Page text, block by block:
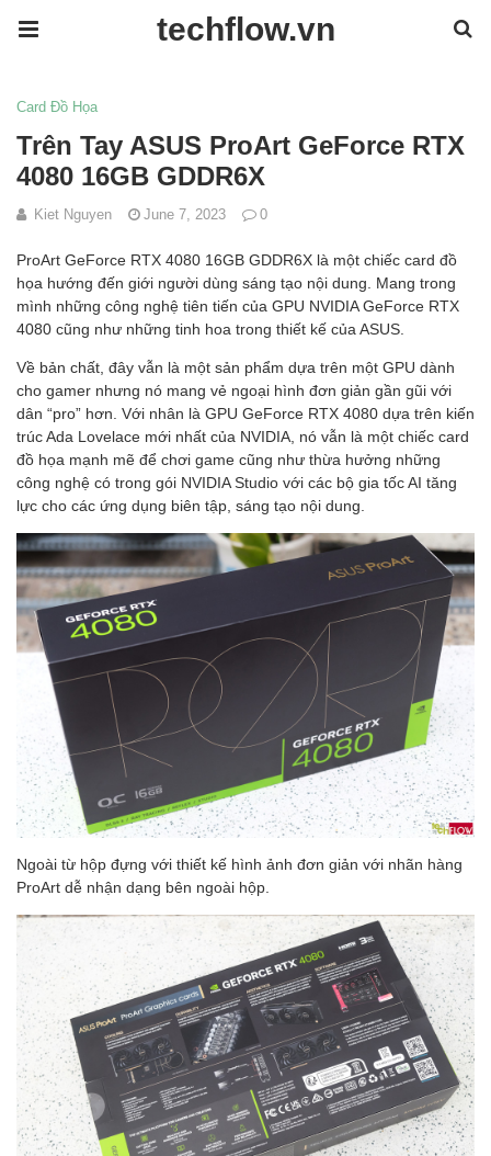
techflow.vn
Card Đồ Họa
Trên Tay ASUS ProArt GeForce RTX
4080 16GB GDDR6X
Kiet Nguyen June 7, 2023 0
ProArt GeForce RTX 4080 16GB GDDR6X là một chiếc card đồ
họa hướng đến giới người dùng sáng tạo nội dung. Mang trong
mình những công nghệ tiên tiến của GPU NVIDIA GeForce RTX
4080 cũng như những tinh hoa trong thiết kế của ASUS.
Về bản chất, đây vẫn là một sản phẩm dựa trên một GPU dành
cho gamer nhưng nó mang vẻ ngoại hình đơn giản gần gũi với
dân “pro” hơn. Với nhân là GPU GeForce RTX 4080 dựa trên kiến
trúc Ada Lovelace mới nhất của NVIDIA, nó vẫn là một chiếc card
đồ họa mạnh mẽ để chơi game cũng như thừa hưởng những
công nghệ có trong gói NVIDIA Studio với các bộ gia tốc AI tăng
lực cho các ứng dụng biên tập, sáng tạo nội dung.
Ngoài từ hộp đựng với thiết kế hình ảnh đơn giản với nhãn hàng
ProArt dễ nhận dạng bên ngoài hộp.